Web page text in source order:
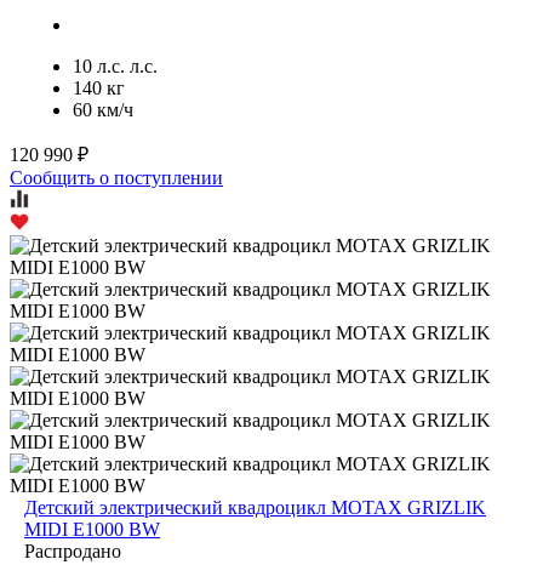
10 л.с. л.с.
140 кг
60 км/ч
120 990 ₽
Сообщить о поступлении
Детский электрический квадроцикл MOTAX GRIZLIK
MIDI E1000 BW
Распродано